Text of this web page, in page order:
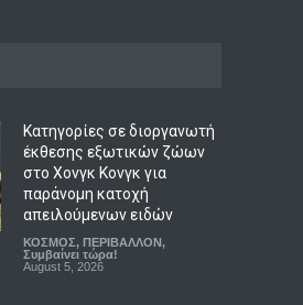
απέναντι στην Άγκυρα και
σαφείς δεσμεύσεις από την
κυβέρνηση
ΠΟΛΙΤΙΚΗ,Συμβαίνει τώρα!
August 6, 2026
Τραγωδία στην Κρήτη:
Ολλανδή τουρίστρια
Κατηγορίες σε διοργανωτή
έκθεσης εξωτικών ζώων
στο Χονγκ Κονγκ για
παράνομη κατοχή
απειλούμενων ειδών
ΚΟΣΜΟΣ, ΠΕΡΙΒΑΛΛΟΝ,
Συμβαίνει τώρα!
August 5, 2026